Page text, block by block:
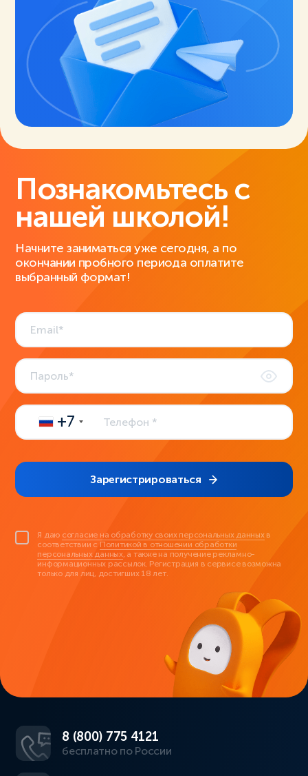
Познакомьтесь с
нашей школой!
Начните заниматься уже сегодня, а по
окончании пробного периода оплатите
выбранный формат!
+7
Зарегистрироваться
Я даю согласие на обработку своих персональных данныхв
соответствии с Политикой в отношении обработки
персональных данных, а также на получение рекламно-
информационных рассылок. Регистрация в сервисе возможна
только для лиц, достигших 18 лет.
8 (800) 775 4121
бесплатно по России